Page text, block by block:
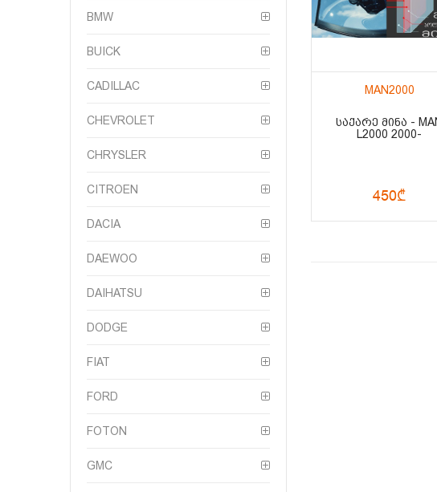
BMW
BUICK
CADILLAC
CHEVROLET
CHRYSLER
CITROEN
DACIA
DAEWOO
DAIHATSU
DODGE
FIAT
FORD
FOTON
GMC
MAN2000
ᲡᲐᲥᲐᲠᲔ ᲛᲘᲜᲐ -
L2000 2000-
450₾